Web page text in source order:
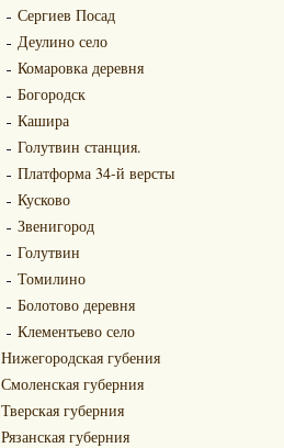
Сергиев Посад
Деулино село
Комаровка деревня
Богородск
Кашира
Голутвин станция.
Платформа 34-й версты
Кусково
Звенигород
Голутвин
Томилино
Болотово деревня
Клементьево село
Нижегородская губения
Смоленская губерния
Тверская губерния
Рязанская губерния